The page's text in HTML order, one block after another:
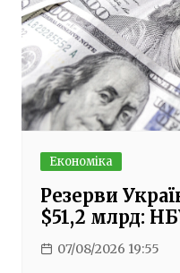
Економіка
Резерви
$51,2 млрд:
07/08/2026 19:55